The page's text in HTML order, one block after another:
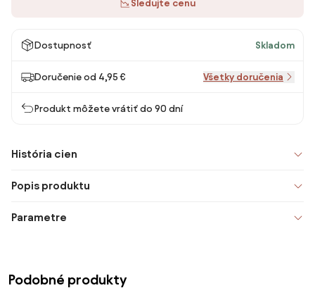
Sledujte cenu
Dostupnosť Skladom
Doručenie od 4,95 € Všetky doručenia
Produkt môžete vrátiť do 90 dní
História cien
Popis produktu
Parametre
Podobné produkty